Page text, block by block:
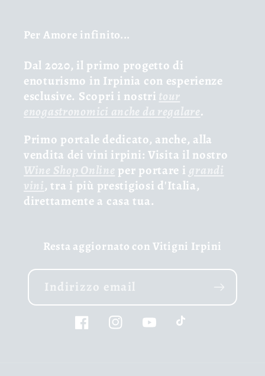
Per Amore infinito...
Dal 2020, il primo progetto di
enoturismo in Irpinia con esperienze
esclusive. Scopri i nostri tour
enogastronomici anche da regalare.
Primo portale dedicato, anche, alla
vendita dei vini irpini: Visita il nostro
Wine Shop Online per portare i grandi
vini, tra i più prestigiosi d'Italia,
direttamente a casa tua.
Resta aggiornato con Vitigni Irpini
Indirizzo email
FacebookInstagramYouTubeTikTok